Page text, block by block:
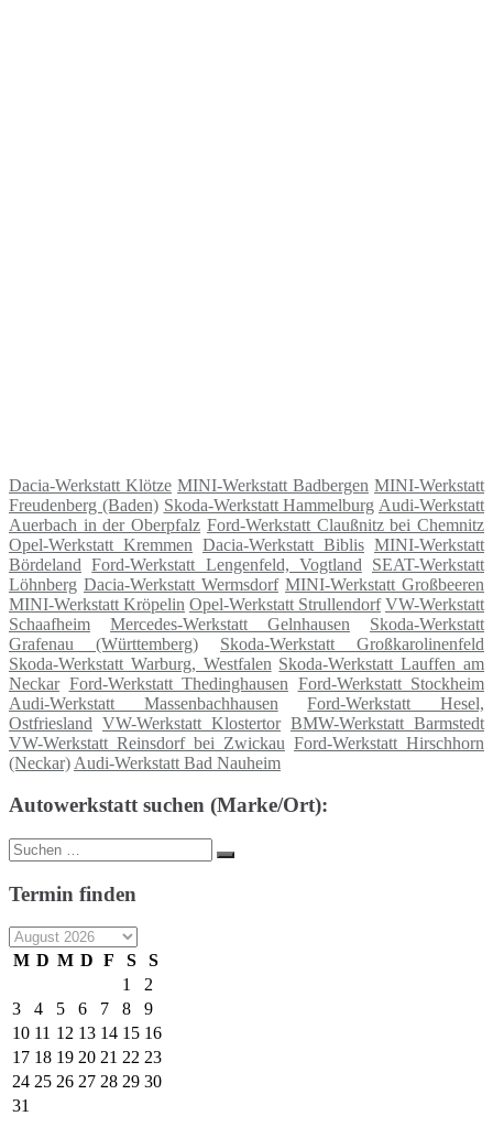
Dacia-Werkstatt Klötze MINI-Werkstatt Badbergen MINI-Werkstatt
Freudenberg (Baden) Skoda-Werkstatt Hammelburg Audi-Werkstatt
Auerbach in der Oberpfalz Ford-Werkstatt Claußnitz bei Chemnitz
Opel-Werkstatt Kremmen Dacia-Werkstatt Biblis MINI-Werkstatt
Bördeland
Ford-Werkstatt Lengenfeld, Vogtland
SEAT-Werkstatt
Löhnberg Dacia-Werkstatt Wermsdorf MINI-Werkstatt Großbeeren
MINI-Werkstatt Kröpelin Opel-Werkstatt Strullendorf VW-Werkstatt
Schaafheim
Mercedes-Werkstatt Gelnhausen
Skoda-Werkstatt
Grafenau (Württemberg)
Skoda-Werkstatt Großkarolinenfeld
Skoda-Werkstatt Warburg, Westfalen Skoda-Werkstatt Lauffen am
Neckar Ford-Werkstatt Thedinghausen Ford-Werkstatt Stockheim
Audi-Werkstatt Massenbachhausen
Ford-Werkstatt Hesel,
Ostfriesland VW-Werkstatt Klostertor BMW-Werkstatt Barmstedt
VW-Werkstatt Reinsdorf bei Zwickau Ford-Werkstatt Hirschhorn
(Neckar) Audi-Werkstatt Bad Nauheim
Autowerkstatt suchen (Marke/Ort):
Suche
nach:
Suchen
Termin finden
M D M D F S
S
1
2
3
4 5 6 7 8
9
10 11 12 13 14 15 16
17 18 19 20 21 22 23
24 25 26 27 28 29 30
31